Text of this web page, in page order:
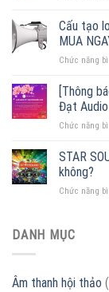
Cấu tạo
MUA
Chức năng
[Thông
Đạt Audio
Chức năng
STAR
không?
Chức năng
DANH MỤC
Âm thanh hội thảo